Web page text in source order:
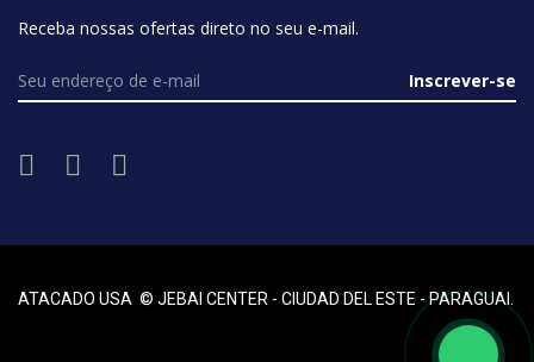
Receba nossas ofertas direto no seu e-mail.
Inscrever-se
ATACADO USA © JEBAI CENTER - CIUDAD DEL ESTE - PARAGUAI.